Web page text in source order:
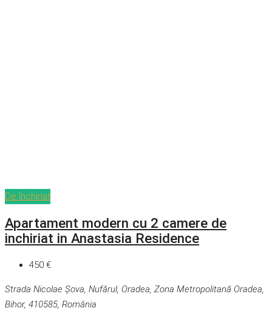
De închiriat
Apartament modern cu 2 camere de
inchiriat in Anastasia Residence
450 €
Strada Nicolae Șova, Nufărul, Oradea, Zona Metropolitană Oradea,
Bihor, 410585, România